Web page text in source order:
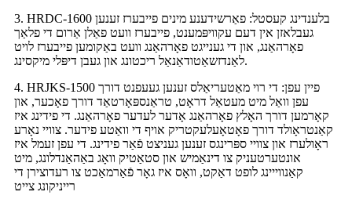
3. HRDC-1600 בלענדינג קעסטל: פאַרשידענע מינים פייבערז זענען
געבלאזן אין דעם עקוויפּמענט, פייבערז וועט פאַלן אַרום די פלאַך
פאָרהאַנג, און די גענייגט פאָרהאַנג וועט באַקומען פייבערז לויט
לאַנדזשאַטודאַנאַל ריכטונג און געבן דיפּלי מיקסינג.
4. HRJKS-1500 פיין עפן: די רוי מאַטעריאַלס זענען געעפנט דורך
עפן וואַל מיט מעטאַל דראָט, טראַנספּאָרטאַד דורך פאָכער, און
קאָרמען דורך האָלץ פאָרהאַנג אָדער לעדער פאָרהאַנג. די פידינג איז
קאַנטראָולד דורך פאָטאָעלעקטריק אויף די וואַטע פידער. צוויי נאָרע
ראָולערז און צוויי ספּרינגס זענען געניצט פֿאַר פידינג. די עפן זעמל איז
אונטערטעניק צו דינאַמיש און סטאַטיק וואָג באַהאַנדלונג, מיט
קאַנווייינג לופט דאַקט, וואָס איז גאָר פֿאַרמאַכט צו רעדוצירן די
רייניקונג צייט